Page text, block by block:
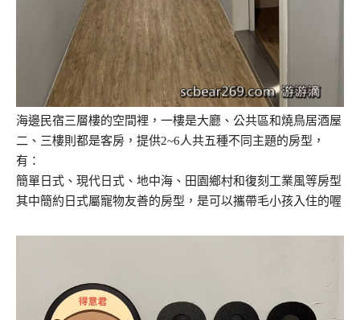
海邊民宿三層樓的空間裡，一樓是大廳、公共區和燒鳥居酒屋
二、三樓則都是客房，提供2~6人共五種不同主題的房型，
有：
簡單日式、現代日式、地中海、田園鄉村和復刻工業風等房型
其中簡約日式屬寵物友善的房型，是可以攜帶毛小孩入住的喔